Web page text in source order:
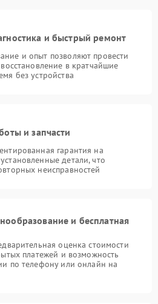
и быстрый ремонт
и опыт позволяют провести
в кратчайшие
без устройства
и запчасти
гарантия на
детали, что
неисправностей
и бесплатная
оценка стоимости
платежей и возможность
по телефону или онлайн на